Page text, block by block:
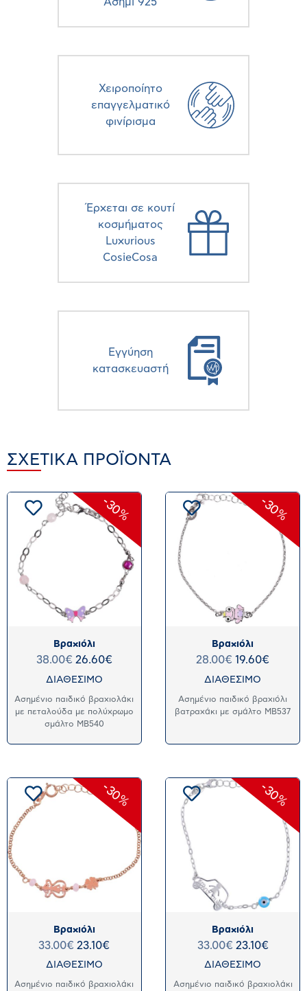
Χειροποίητο
επαγγελματικό
φινίρισμα
Έρχεται σε κουτί
κοσμήματος
Luxurious
CosieCosa
Eγγύηση
κατασκευαστή
ΣΧΕΤΙΚΆ ΠΡΟΪΌΝΤΑ
Βραχιόλι
38.00€ 26.60€
-30%
ΔΙΑΘΕΣΙΜΟ
Ασημένιο παιδικό βραχιολάκι
με πεταλούδα με πολύχρωμο
σμάλτο MB540
Βραχιόλι
28.00€ 19.60€
-30%
ΔΙΑΘΕΣΙΜΟ
Ασημένιο παιδικό βραχιόλι
βατραχάκι με σμάλτο MB537
Βραχιόλι
33.00€ 23.10€
-30%
ΔΙΑΘΕΣΙΜΟ
Ασημένιο παιδικό βραχιολάκι
Βραχιόλι
33.00€ 23.10€
-30%
ΔΙΑΘΕΣΙΜΟ
Ασημένιο παιδικό βραχιολάκι